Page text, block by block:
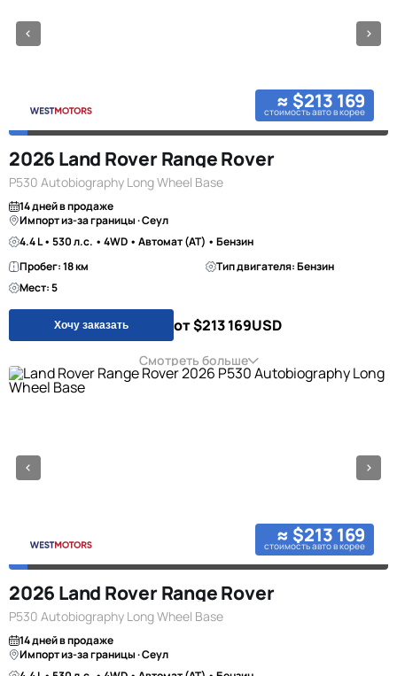
≈ $213 169
стоимость авто в корее
2026 Land Rover Range Rover
P530 Autobiography Long Wheel Base
14 дней в продаже
Импорт из-за границы · Сеул
4.4 L • 530 л.с. • 4WD • Автомат (AT) • Бензин
Пробег: 18 км
Тип двигателя: Бензин
Мест: 5
Хочу заказать от $213 169USD
Смотреть больше
≈ $213 169
стоимость авто в корее
2026 Land Rover Range Rover
P530 Autobiography Long Wheel Base
14 дней в продаже
Импорт из-за границы · Сеул